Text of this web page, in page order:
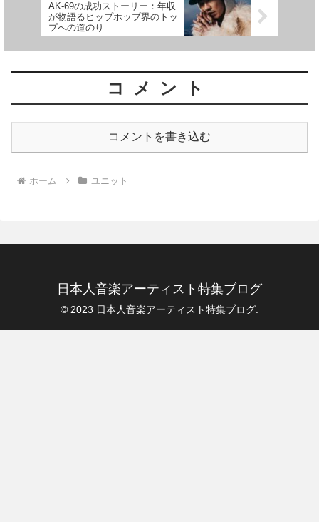
AK-69の成功ストーリー：年収
が物語るヒップホップ界のトッ
プへの道のり
コメント
コメントを書き込む
ホーム ユニット
日本人音楽アーティスト特集ブログ
© 2023 日本人音楽アーティスト特集ブログ.